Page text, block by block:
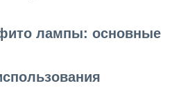
лампы: основные